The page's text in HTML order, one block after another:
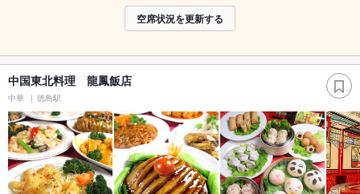
空席状況を更新する
中国東北料理 龍鳳飯店
中華 徳島駅